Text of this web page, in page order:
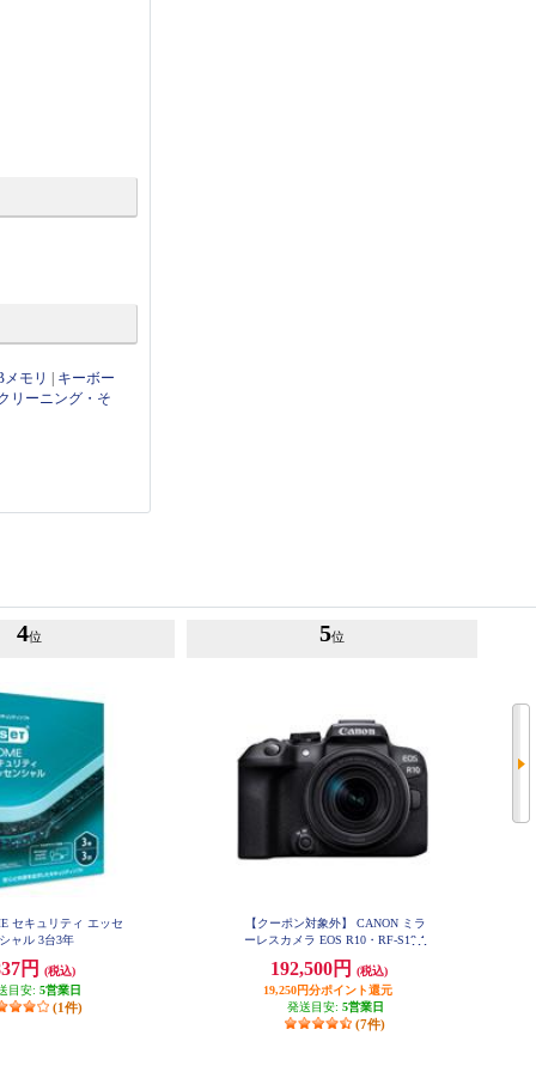
モリ
キーボー
リーニング・そ
4位
セキュリティ エッセ
ャル 3台3年
円
(税込)
目安: 5営業日
(1件)
5位
【クーポン対象外】 CANON ミラ
ーレスカメラ EOS R10・RF-S18-1
18150ISSTMLK
192,500円
(税込)
19,250円分ポイント還元
発送目安: 5営業日
(7件)